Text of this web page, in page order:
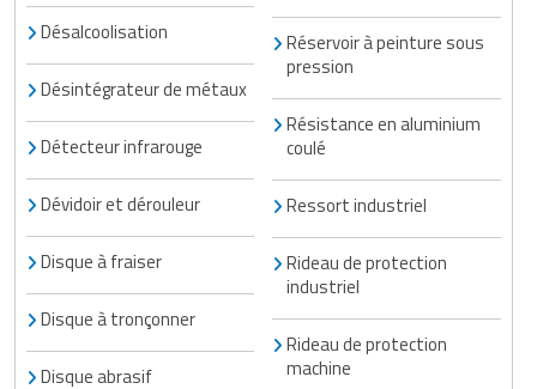
Désalcoolisation
Désintégrateur de métaux
Détecteur infrarouge
Dévidoir et dérouleur
Disque à fraiser
Disque à tronçonner
Disque abrasif
Réservoir à peinture sous
pression
Résistance en aluminium
coulé
Ressort industriel
Rideau de protection
industriel
Rideau de protection
machine